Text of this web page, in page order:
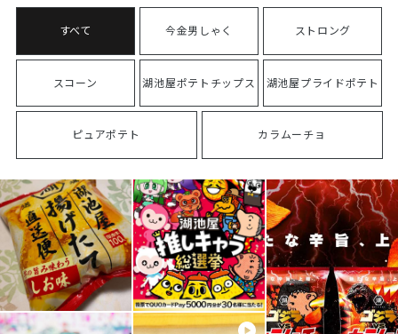
今金男しゃく ストロング
スコーン 湖池屋ポテトチップス 湖池屋プライドポテト
ピュアポテト カラムーチョ